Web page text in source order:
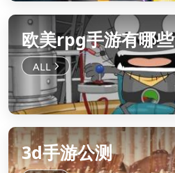
欧美rpg手游有哪些
3d手游公测